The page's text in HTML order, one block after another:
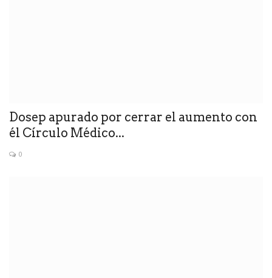
Dosep apurado por cerrar el aumento con
él Círculo Médico...
0